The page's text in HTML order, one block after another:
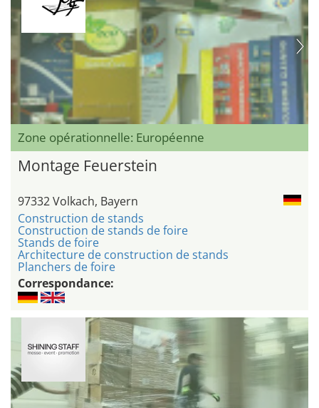
Zone opérationnelle: Européenne
Montage Feuerstein
97332 Volkach, Bayern
Construction de stands
Construction de stands de foire
Stands de foire
Architecture de construction de stands
Planchers de foire
Correspondance: